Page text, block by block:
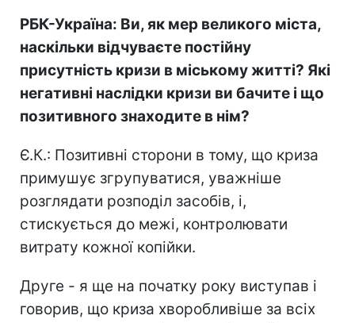
РБК-Україна: Ви, як мер великого міста,
наскільки відчуваєте постійну
присутність кризи в міському житті? Які
негативні наслідки кризи ви бачите і що
позитивного знаходите в нім?
Є.К.: Позитивні сторони в тому, що криза
примушує згрупуватися, уважніше
розглядати розподіл засобів, і,
стискується до межі, контролювати
витрату кожної копійки.
Друге - я ще на початку року виступав і
говорив, що криза хворобливіше за всіх